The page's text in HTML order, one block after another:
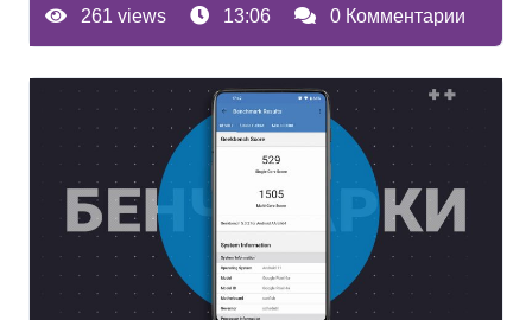
261 views 13:06 0 Комментарии